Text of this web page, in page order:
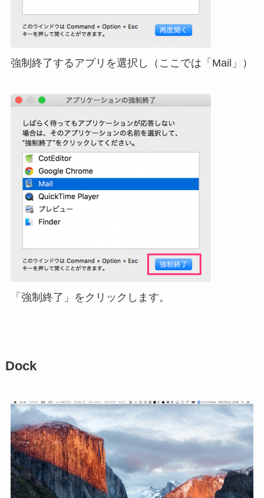
強制終了するアプリを選択し（ここでは「Mail」）
「強制終了」をクリックします。
Dock